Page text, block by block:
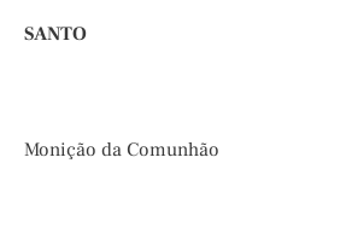
SANTO
Monição da Comunhão